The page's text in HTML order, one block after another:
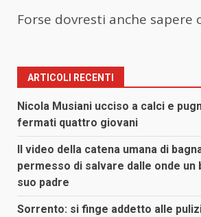
Forse dovresti anche sapere
ARTICOLI RECENTI
Nicola Musiani ucciso a calci e
fermati quattro giovani
Il video della catena umana di
permesso di salvare dalle onde un
suo padre
Sorrento: si finge addetto alle